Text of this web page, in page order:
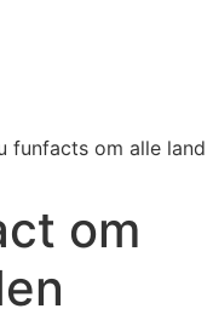
funfacts om alle land
om